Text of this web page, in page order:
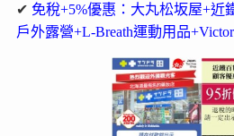
✔ 免稅+5%優惠：大丸松坂屋+近
戶外露營+L-Breath運動用品